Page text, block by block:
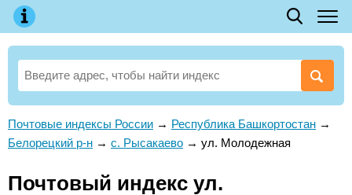
Почтовые индексы России → Республика Башкортостан →
Белорецкий р-н → с. Рысакаево → ул. Молодежная
Почтовый индекс ул.